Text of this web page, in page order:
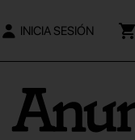
INICIA SESIÓN